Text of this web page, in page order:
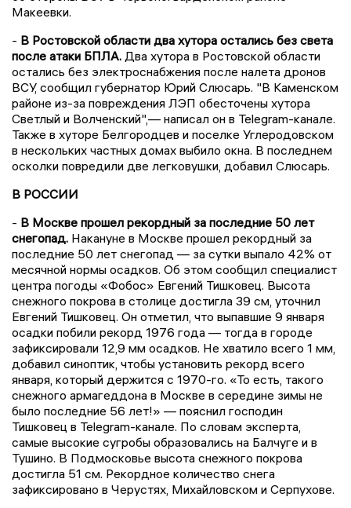
Макеевки.
- В Ростовской области два хутора остались без света
после атаки БПЛА. Два хутора в Ростовской области
остались без электроснабжения после налета дронов
ВСУ, сообщил губернатор Юрий Слюсарь. "В Каменском
районе из-за повреждения ЛЭП обесточены хутора
Светлый и Волченский",— написал он в Telegram-канале.
Также в хуторе Белгородцев и поселке Углеродовском
в нескольких частных домах выбило окна. В последнем
осколки повредили две легковушки, добавил Слюсарь.
В РОССИИ
- В Москве прошел рекордный за последние 50 лет
снегопад. Накануне в Москве прошел рекордный за
последние 50 лет снегопад — за сутки выпало 42% от
месячной нормы осадков. Об этом сообщил специалист
центра погоды «Фобос» Евгений Тишковец. Высота
снежного покрова в столице достигла 39 см, уточнил
Евгений Тишковец. Он отметил, что выпавшие 9 января
осадки побили рекорд 1976 года — тогда в городе
зафиксировали 12,9 мм осадков. Не хватило всего 1 мм,
добавил синоптик, чтобы установить рекорд всего
января, который держится с 1970-го. «То есть, такого
снежного армагеддона в Москве в середине зимы не
было последние 56 лет!» — пояснил господин
Тишковец в Telegram-канале. По словам эксперта,
самые высокие сугробы образовались на Балчуге и в
Тушино. В Подмосковье высота снежного покрова
достигла 51 см. Рекордное количество снега
зафиксировано в Черустях, Михайловском и Серпухове.